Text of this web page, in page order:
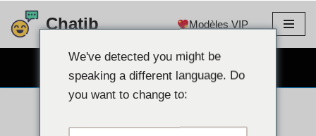
Aller
Chatib Modèles VIP
CHAT WEBCAM GRATUIT
We've detected you might be
speaking a different language. Do
you want to change to: